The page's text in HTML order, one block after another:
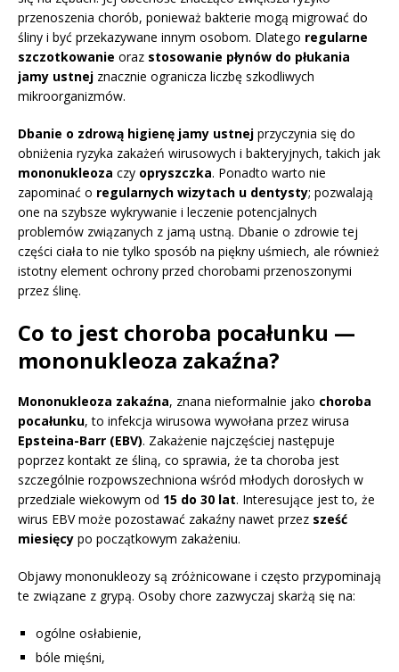
przenoszenia chorób, ponieważ bakterie mogą migrować do
śliny i być przekazywane innym osobom. Dlatego regularne
szczotkowanie oraz stosowanie płynów do płukania
jamy ustnej znacznie ogranicza liczbę szkodliwych
mikroorganizmów.
Dbanie o zdrową higienę jamy ustnej przyczynia się do
obniżenia ryzyka zakażeń wirusowych i bakteryjnych, takich jak
mononukleoza czy opryszczka. Ponadto warto nie
zapominać o regularnych wizytach u dentysty; pozwalają
one na szybsze wykrywanie i leczenie potencjalnych
problemów związanych z jamą ustną. Dbanie o zdrowie tej
części ciała to nie tylko sposób na piękny uśmiech, ale również
istotny element ochrony przed chorobami przenoszonymi
przez ślinę.
Co to jest choroba pocałunku —
mononukleoza zakaźna?
Mononukleoza zakaźna, znana nieformalnie jako choroba
pocałunku, to infekcja wirusowa wywołana przez wirusa
Epsteina-Barr (EBV). Zakażenie najczęściej następuje
poprzez kontakt ze śliną, co sprawia, że ta choroba jest
szczególnie rozpowszechniona wśród młodych dorosłych w
przedziale wiekowym od 15 do 30 lat. Interesujące jest to, że
wirus EBV może pozostawać zakaźny nawet przez sześć
miesięcy po początkowym zakażeniu.
Objawy mononukleozy są zróżnicowane i często przypominają
te związane z grypą. Osoby chore zazwyczaj skarżą się na:
ogólne osłabienie,
bóle mięśni,